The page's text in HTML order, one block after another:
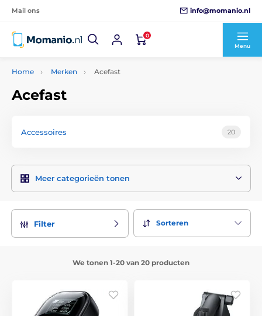
Mail ons info@momanio.nl
0
Menu
Home Merken Acefast
Acefast
Accessoires 20
Meer categorieën tonen
Filter Sorteren
We tonen 1-20 van 20 producten